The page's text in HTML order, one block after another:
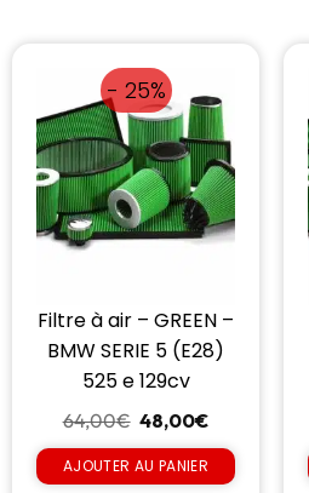
- 25%
Filtre à air – GREEN –
BMW SERIE 5 (E28)
525 e 129cv
64,00€ 48,00€
AJOUTER AU PANIER